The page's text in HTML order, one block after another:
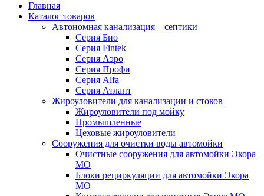
Главная
Каталог товаров
Автономная канализация – септики
Серия Био
Серия Fintek
Серия Аэро
Серия Профи
Серия Alfa
Серия Атлант
Жироуловители для канализации и стоков
Жироуловители под мойку
Промышленные
Цеховые жироуловители
Сооружения для очистки воды автомойки
Очистные сооружения для автомойки Экора
МО
Блоки рециркуляции для автомойки Экора
МО